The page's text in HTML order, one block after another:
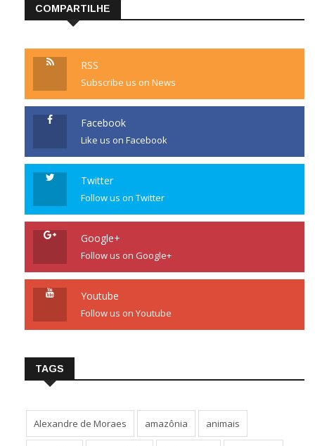
COMPARTILHE
RSS
Subscribe us on News
Facebook
Like us on Facebook
Twitter
Follow us on Twitter
Google+
Follow us on Google+
Youtube
Follow us on Youtube
TAGS
Alexandre de Moraes amazônia animais